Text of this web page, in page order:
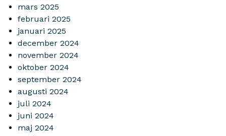
mars 2025
februari 2025
januari 2025
december 2024
november 2024
oktober 2024
september 2024
augusti 2024
juli 2024
juni 2024
maj 2024